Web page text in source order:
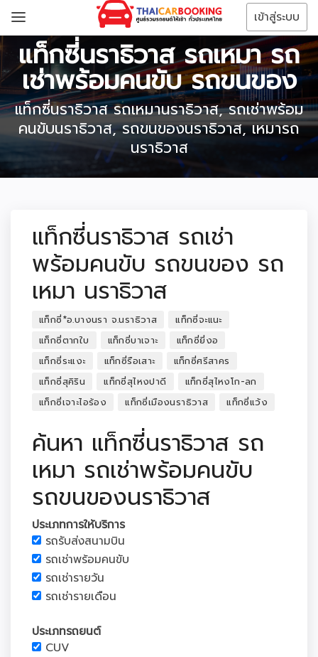
เข้าสู่ระบบ
แท็กซี่นราธิวาส รถเหมา รถ
เช่าพร้อมคนขับ รถขนของ
แท็กซี่นราธิวาส รถเหมานราธิวาส, รถเช่าพร้อม
คนขับนราธิวาส, รถขนของนราธิวาส, เหมารถ
นราธิวาส
แท็กซี่นราธิวาส รถเช่า
พร้อมคนขับ รถขนของ รถ
เหมา นราธิวาส
แท็กซี่*อ.บางนรา จ.นราธิวาส
แท็กซี่จะแนะ
แท็กซี่ตากใบ
แท็กซี่บาเจาะ
แท็กซี่ยี่งอ
แท็กซี่ระแงะ
แท็กซี่รือเสาะ
แท็กซี่ศรีสาคร
แท็กซี่สุคิริน
แท็กซี่สุไหงปาดี
แท็กซี่สุไหงโก-ลก
แท็กซี่เจาะไอร้อง
แท็กซี่เมืองนราธิวาส แท็กซี่แว้ง
ค้นหา แท็กซี่นราธิวาส รถ
เหมา รถเช่าพร้อมคนขับ
รถขนของนราธิวาส
ประเภทการให้บริการ
รถรับส่งสนามบิน
รถเช่าพร้อมคนขับ
รถเช่ารายวัน
รถเช่ารายเดือน
ประเภทรถยนต์
CUV